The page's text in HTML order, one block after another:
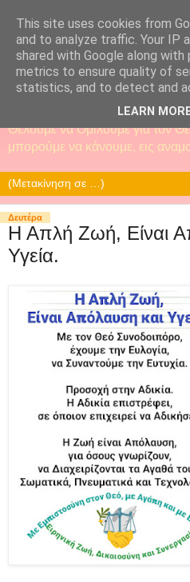
Θέλουμε να Ομιλούμε για τον
μπορούμε να κάνουμε, εις
Δευτέρα
Η Απλή Ζωή, Είναι
Υγεία.
This site uses cookies from
and to analyze traffic. Your IP
shared with Google along
metrics to ensure quality of
statistics, and to detect and
LEARN